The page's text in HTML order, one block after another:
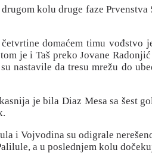
kolu druge faze
domaćem timu
je i Taš preko Jovane
nastavile da tresu mrežu do
je bila Diaz Mesa sa šest
i Vojvodina su odigrale
a u poslednjem kolu